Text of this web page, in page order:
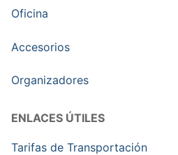
Oficina
Accesorios
Organizadores
ENLACES ÚTILES
Tarifas de Transportación